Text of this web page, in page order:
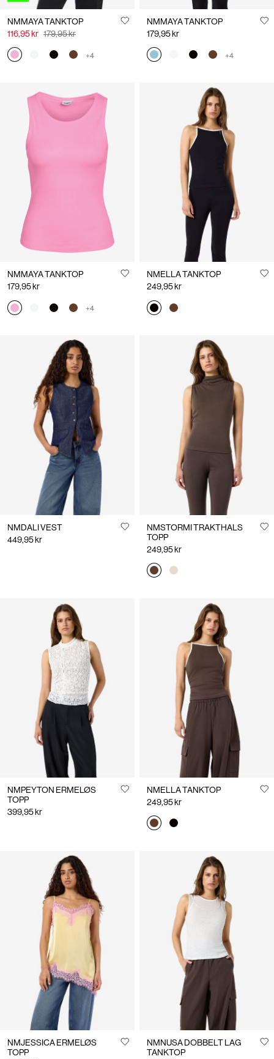
NMMAYA TANKTOP
116,95 kr 179,95 kr
+4
NMMAYA TANKTOP
179,95 kr
+4
NMMAYA TANKTOP
179,95 kr
+4
NMELLA TANKTOP
249,95 kr
NMDALI VEST
449,95 kr
NMSTORMI TRAKTHALS
TOPP
249,95 kr
NMPEYTON ERMELØS
TOPP
399,95 kr
NMELLA TANKTOP
249,95 kr
NMJESSICA ERMELØS
TOPP
NMNUSA DOBBELT LAG
TANKTOP